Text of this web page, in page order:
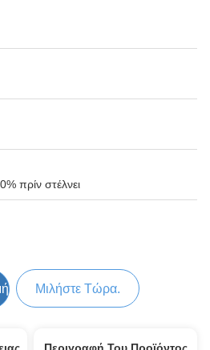
πρίν στέλνει
Μιλήστε Τώρα.